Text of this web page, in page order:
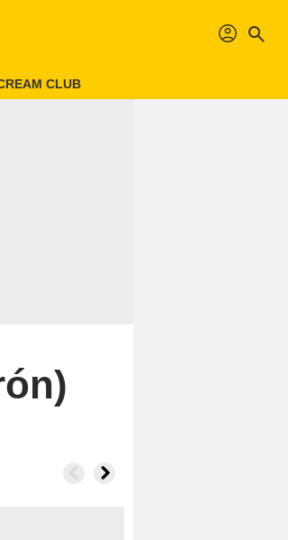
profil search
CLUB